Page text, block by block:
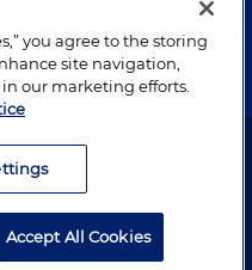
& Knight LLP. Todos los
you agree to the storing
site navigation,
our marketing efforts.
Accept All Cookies